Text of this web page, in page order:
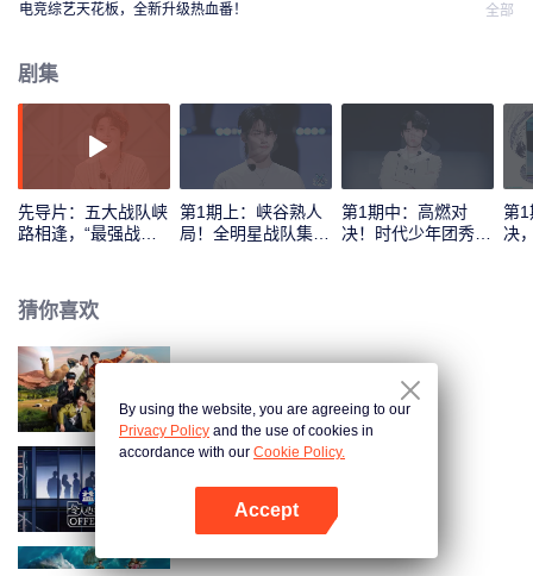
电竞综艺天花板，全新升级热血番！ 全部
剧集
先导片：五大战队峡
路相逢，“最强战队”
第1期上：峡谷熟人
局！全明星战队集结
第1期中：高燃对
决！时代少年团秀翻
第1
决
猜你喜欢
令人心动的offer 第6季
By using the website, you are agreeing to our
Privacy Policy and the use of cookies in
accordance with our Cookie Policy.
Accept